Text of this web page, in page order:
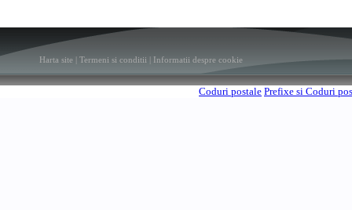
Harta site Termeni si conditii Informatii despre cookie
Coduri postale Prefixe si Coduri